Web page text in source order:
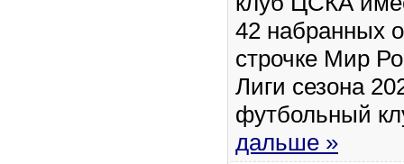
42 набранных
строчке Мир
Лиги сезона
футбольный
дальше »